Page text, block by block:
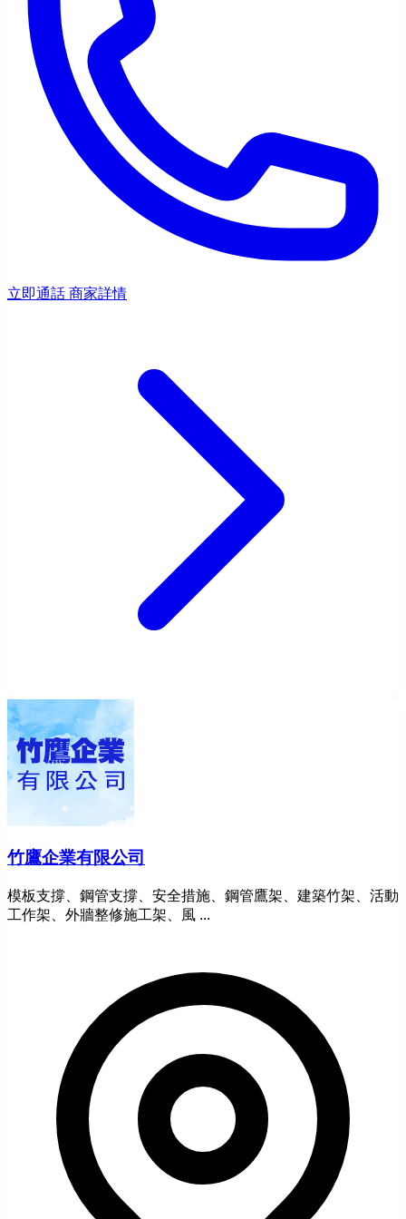
立即通話 商家詳情
竹鷹企業有限公司
模板支撐、鋼管支撐、安全措施、鋼管鷹架、建築竹架、活動
工作架、外牆整修施工架、風 ...